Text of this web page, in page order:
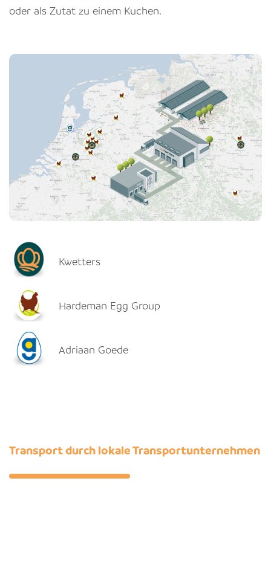
oder als Zutat zu einem Kuchen.
Kwetters
Hardeman Egg Group
Adriaan Goede
Transport durch lokale Transportunternehmen